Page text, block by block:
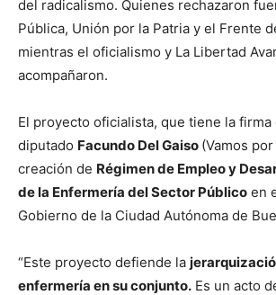
del radicalismo. Quienes rechazaron
Pública, Unión por la Patria y el Frente
mientras el oficialismo y La Libertad
acompañaron.
El proyecto oficialista, que tiene la firma
diputado Facundo Del Gaiso (Vamos
creación de Régimen de Empleo y
de la Enfermería del Sector Público en
Gobierno de la Ciudad Autónoma de
“Este proyecto defiende la
enfermería en su conjunto. Es un acto